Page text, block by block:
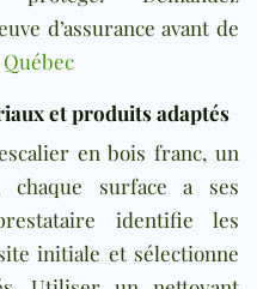
d’assurance avant de
Québec
et produits adaptés
en bois franc, un
chaque surface a ses
identifie les
initiale et sélectionne